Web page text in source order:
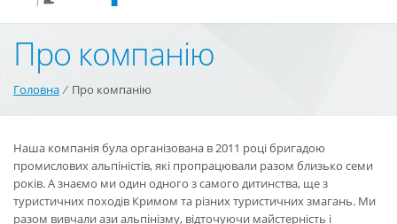
Про компанію
Головна⁄ Про компанію
Наша компанія була організована в 2011 році бригадою
промислових альпіністів, які пропрацювали разом близько семи
років. А знаємо ми один одного з самого дитинства, ще з
туристичних походів Кримом та різних туристичних змагань. Ми
разом вивчали ази альпінізму, відточуючи майстерність і